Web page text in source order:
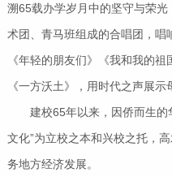
溯65载办学岁月中的坚守与荣
术团、青马班组成的合唱团，唱
《年轻的朋友们》《我和我的
《一方沃土》，用时代之声展
建校65年以来，因侨而生的
文化”为立校之本和兴校之托，
务地方经济发展。